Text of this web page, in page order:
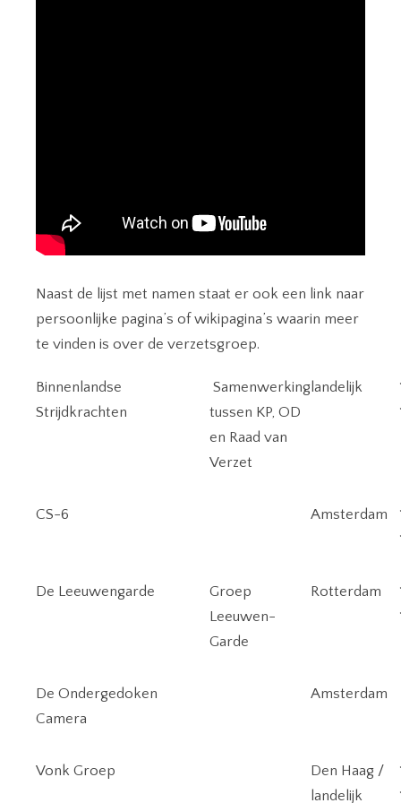
Naast de lijst met namen staat er ook een link naar
persoonlijke pagina’s of wikipagina’s waarin meer
te vinden is over de verzetsgroep.
Binnenlandse
Strijdkrachten
Samenwerking
tussen KP, OD
en Raad van
Verzet
landelijk
CS-6 Amsterdam
De Leeuwengarde
Groep
Leeuwen-
Garde
Rotterdam
De Ondergedoken
Camera
Amsterdam
Vonk Groep
Den Haag /
landelijk